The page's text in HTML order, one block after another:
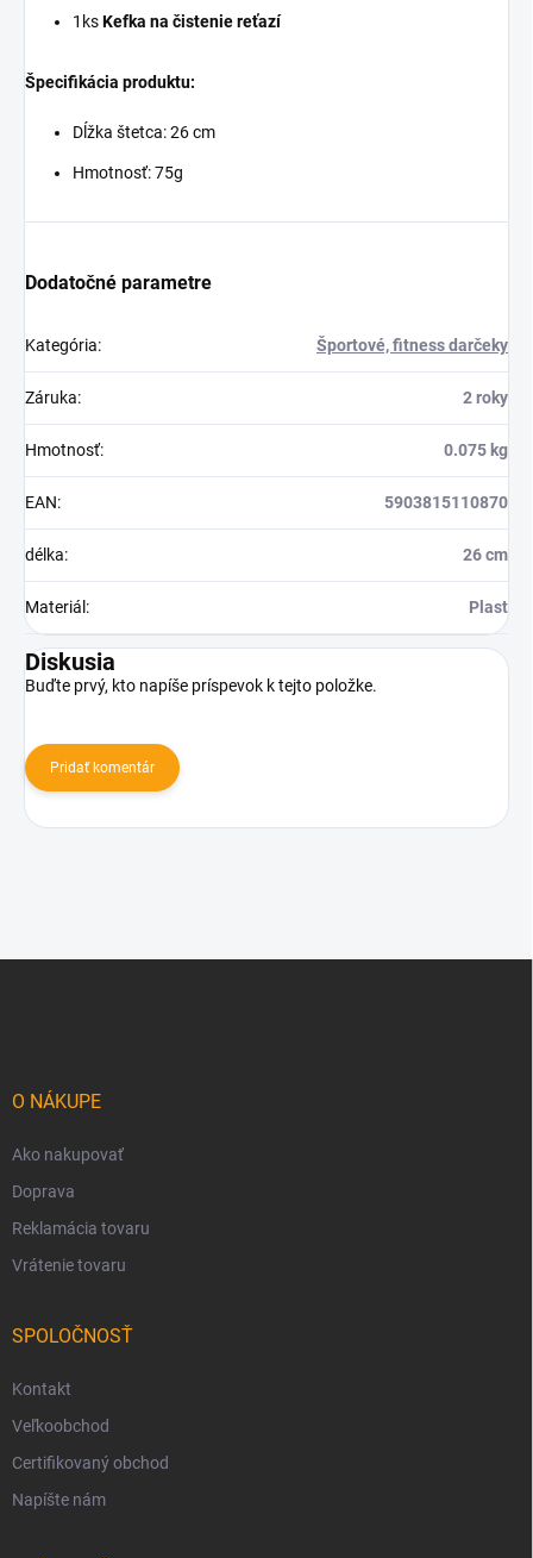
1ksKefka na čistenie reťazí
Špecifikácia produktu:
Dĺžka štetca: 26 cm
Hmotnosť: 75g
Dodatočné parametre
Kategória: Športové, fitness darčeky
Záruka: 2 roky
Hmotnosť: 0.075 kg
EAN: 5903815110870
délka: 26 cm
Materiál : Plast
Diskusia
Buďte prvý, kto napíše príspevok k tejto položke.
Pridať komentár
O NÁKUPE
Ako nakupovať
Doprava
Reklamácia tovaru
Vrátenie tovaru
SPOLOČNOSŤ
Kontakt
Veľkoobchod
Certifikovaný obchod
Napíšte nám